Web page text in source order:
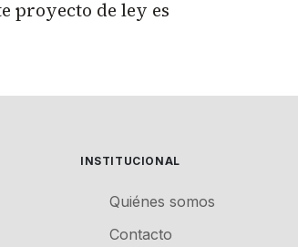
proyecto de ley es
INSTITUCIONAL
Quiénes somos
Contacto